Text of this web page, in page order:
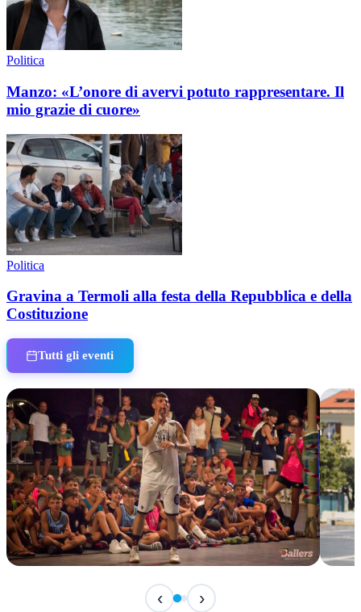
Politica
Manzo: «L’onore di avervi potuto rappresentare. Il
mio grazie di cuore»
Politica
Gravina a Termoli alla festa della Repubblica e della
Costituzione
Tutti gli eventi
Classic Contest 3vs3 Memorial Michele
‹ ›